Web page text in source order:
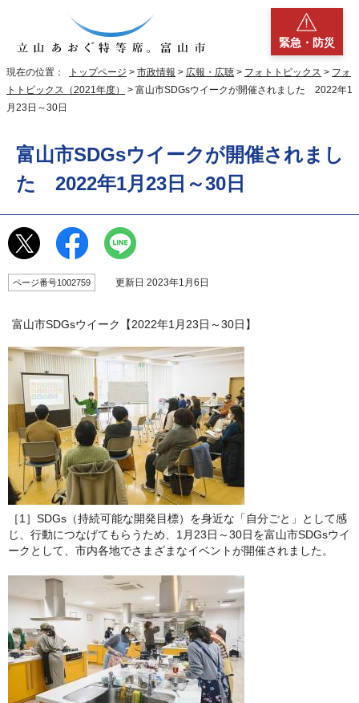
緊急・防災
現在の位置： トップページ > 市政情報 > 広報・広聴 > フォトトピックス > フォ
トトピックス（2021年度）
> 富山市SDGsウイークが開催されました 2022年1
月23日～30日
富山市SDGsウイークが開催されまし
た 2022年1月23日～30日
ページ番号1002759 更新日 2023年1月6日
富山市SDGsウイーク【2022年1月23日～30日】
［1］SDGs（持続可能な開発目標）を身近な「自分ごと」として感
じ、行動につなげてもらうため、1月23日～30日を富山市SDGsウイ
ークとして、市内各地でさまざまなイベントが開催されました。